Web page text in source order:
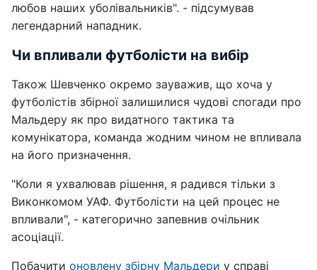
любов наших уболівальників". - підсумував
легендарний нападник.
Чи впливали футболісти на вибір
Також Шевченко окремо зауважив, що хоча у
футболістів збірної залишилися чудові спогади про
Мальдеру як про видатного тактика та
комунікатора, команда жодним чином не впливала
на його призначення.
"Коли я ухвалював рішення, я радився тільки з
Виконкомом УАФ. Футболісти на цей процес не
впливали", - категорично запевнив очільник
асоціації.
Побачити оновлену збірну Мальдери у справі